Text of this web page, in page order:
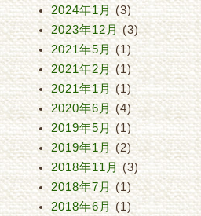
2024年1月 (3)
2023年12月(3)
2021年5月 (1)
2021年2月 (1)
2021年1月 (1)
2020年6月 (4)
2019年5月 (1)
2019年1月 (2)
2018年11月(3)
2018年7月 (1)
2018年6月 (1)